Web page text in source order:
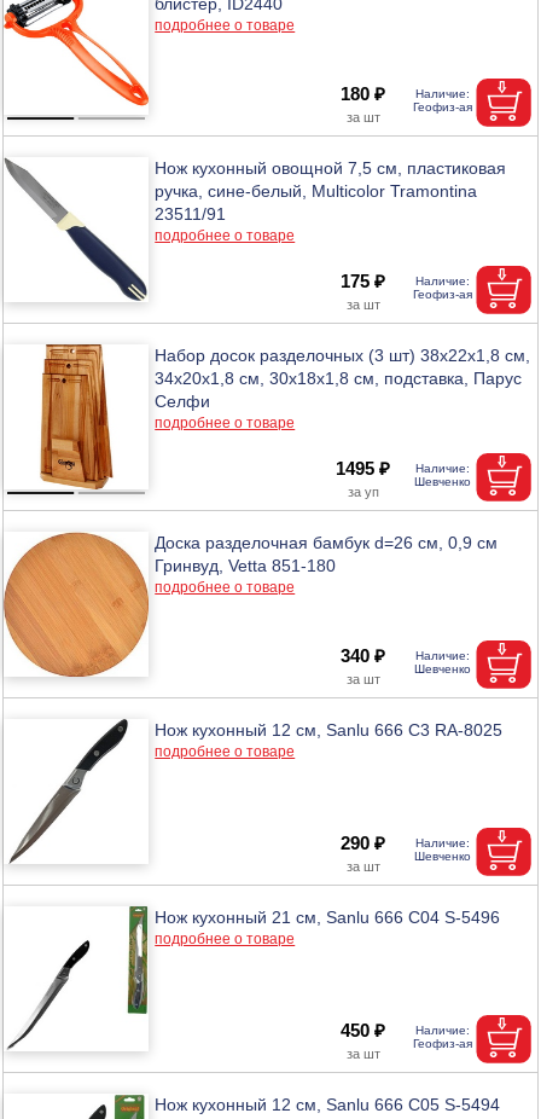
подробнее о товаре
180 ₽
Нож кухонный овощной 7,5 см, пластиковая
ручка, сине-белый, Multicolor Tramontina
23511/91
подробнее о товаре
175 ₽
Набор досок разделочных (3 шт) 38х22х1,8 см,
34х20х1,8 см, 30х18х1,8 см, подставка, Парус
Селфи
подробнее о товаре
1495 ₽
Доска разделочная бамбук d=26 см, 0,9 см
Гринвуд, Vetta 851-180
подробнее о товаре
340 ₽
Нож кухонный 12 см, Sanlu 666 С3 RA-8025
подробнее о товаре
290 ₽
Нож кухонный 21 см, Sanlu 666 С04 S-5496
подробнее о товаре
450 ₽
Нож кухонный 12 см, Sanlu 666 С05 S-5494